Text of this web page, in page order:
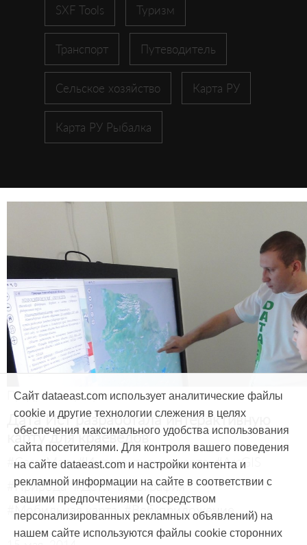
SXF Tools Туризм
Транспорт Путеводитель
Сельское хозяйство Карта РУ
Карта РУ Рыбалка
Продукты и услуги
Дата Ист разработала интерактивную
карту для краеведов
#CarryMap #Интерактивная карта #ArcGIS
#Природа #Дети #География
#Мобильная карта #Веб-приложение
Сайт dataeast.com использует аналитические файлы
cookie и другие технологии слежения в целях
обеспечения максимального удобства использования
сайта посетителями. Для контроля вашего поведения
на сайте dataeast.com и настройки контента и
рекламной информации на сайте в соответствии с
вашими предпочтениями (посредством
персонализированных рекламных объявлений) на
нашем сайте используются файлы cookie сторонних